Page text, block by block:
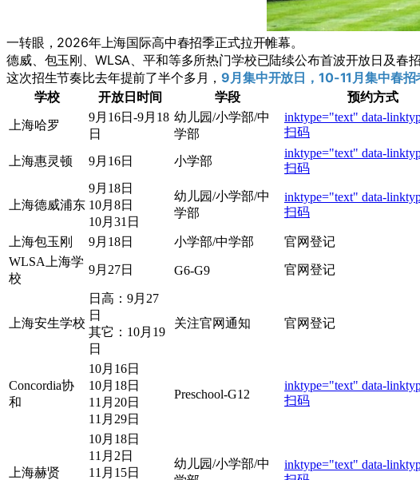
一转眼，2026年上海国际高中春招季正式拉开帷幕。
德威、包玉刚、WLSA、平和等多所热门学校已陆续公布首波开放日及春
这次招生节奏比去年提前了半个多月，9月集中开放日，10-11月集中春招
学校 开放日时间 学段 预约方式
上海哈罗
9月16日-9月18
日
幼儿园/小学部/中
学部
inktype="text" data-l
扫码
上海惠灵顿 9月16日 小学部
inktype="text" data-l
扫码
上海德威浦东
9月18日
10月8日
10月31日
幼儿园/小学部/中
学部
inktype="text" data-l
扫码
上海包玉刚 9月18日 小学部/中学部
官网登记
WLSA上海学
校
9月27日 G6-G9 官网登记
上海安生学校
日高：9月27
日
其它：10月19
日
关注官网通知 官网登记
Concordia协
和
10月16日
10月18日
11月20日
11月29日
Preschool-G12
inktype="text" data-l
扫码
上海赫贤
10月18日
11月2日
11月15日
幼儿园/小学部/中
inktype="text" data-l